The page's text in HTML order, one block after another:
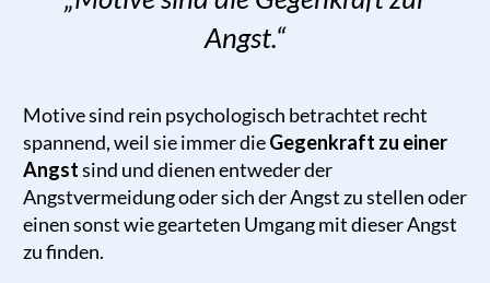
Angst.“
Motive sind rein psychologisch betrachtet recht
spannend, weil sie immer dieGegenkraft zu einer
Angstsind und dienen entweder der
Angstvermeidung oder sich der Angst zu stellen oder
einen sonst wie gearteten Umgang mit dieser Angst
zu finden.